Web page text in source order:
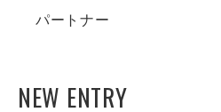
パートナー
NEW ENTRY